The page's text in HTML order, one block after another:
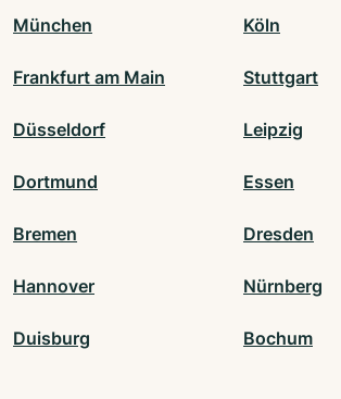
München Köln
Frankfurt am Main Stuttgart
Düsseldorf Leipzig
Dortmund Essen
Bremen Dresden
Hannover Nürnberg
Duisburg Bochum